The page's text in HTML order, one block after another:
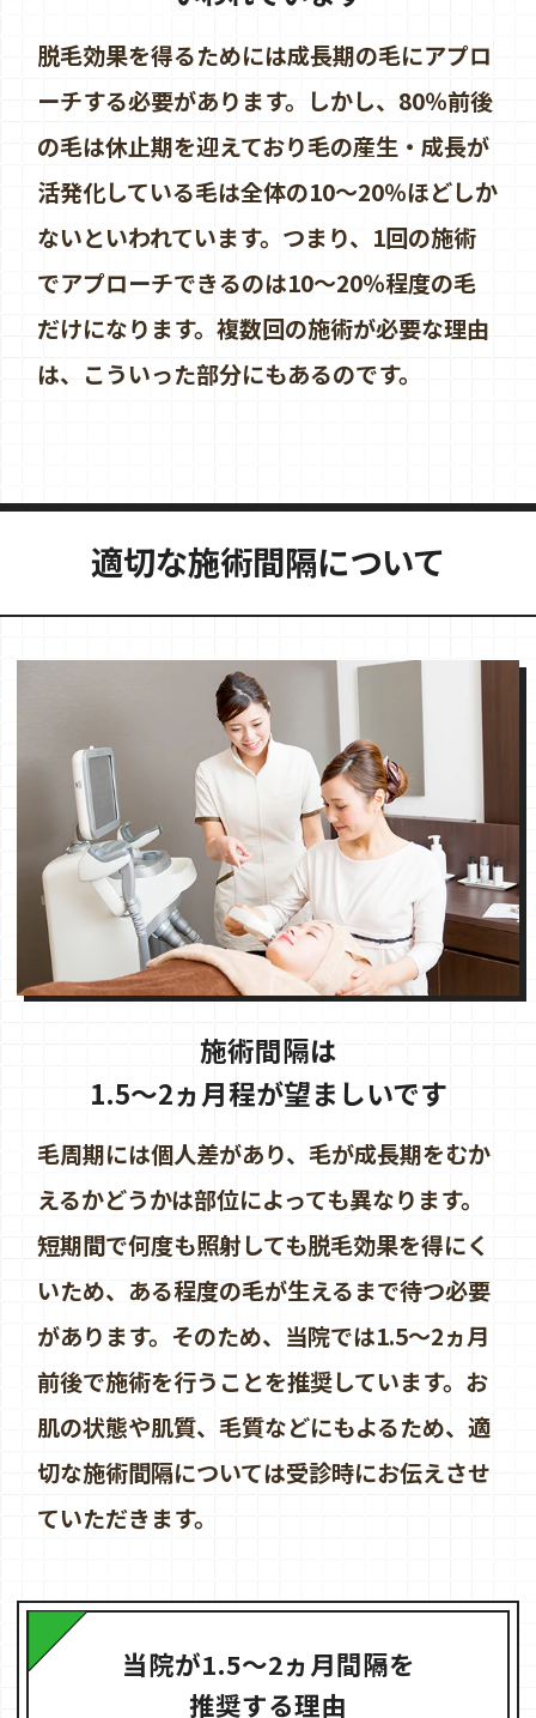
脱毛効果を得るためには成長期の毛にアプロ
ーチする必要があります。しかし、80％前後
の毛は休止期を迎えており毛の産生・成長が
活発化している毛は全体の10〜20％ほどしか
ないといわれています。つまり、1回の施術
でアプローチできるのは10〜20％程度の毛
だけになります。複数回の施術が必要な理由
は、こういった部分にもあるのです。
適切な施術間隔について
施術間隔は
1.5～2ヵ月程が望ましいです
毛周期には個人差があり、毛が成長期をむか
えるかどうかは部位によっても異なります。
短期間で何度も照射しても脱毛効果を得にく
いため、ある程度の毛が生えるまで待つ必要
があります。そのため、当院では1.5～2ヵ月
前後で施術を行うことを推奨しています。お
肌の状態や肌質、毛質などにもよるため、適
切な施術間隔については受診時にお伝えさせ
ていただきます。
当院が1.5～2ヵ月間隔を
推奨する理由